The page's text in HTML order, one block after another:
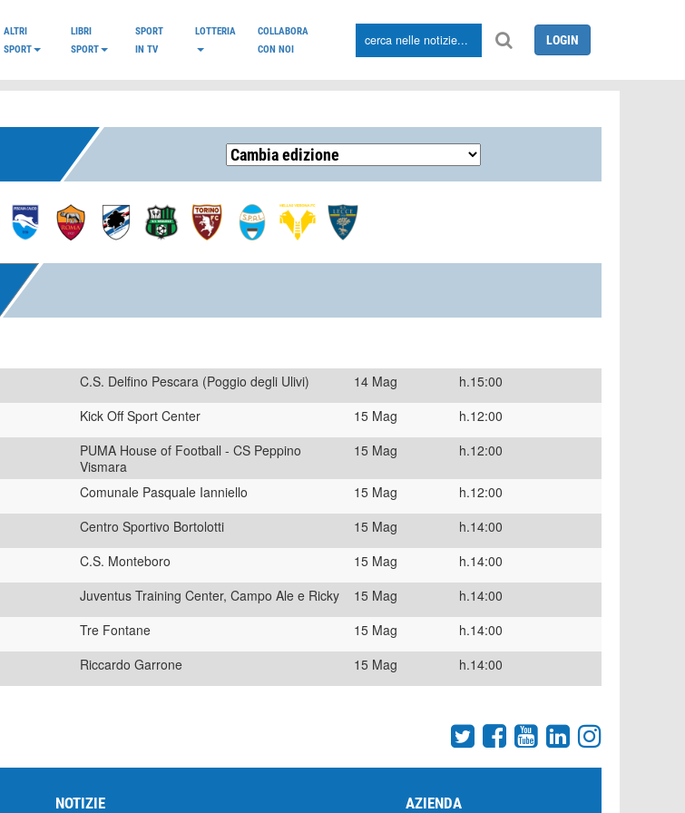
ALTRI
SPORT
LIBRI
SPORT
SPORT
IN TV
LOTTERIA
COLLABORA
CON NOI
LOGIN
C.S. Delfino Pescara (Poggio degli Ulivi) 14 Mag h.15:00
Kick Off Sport Center 15 Mag h.12:00
PUMA House of Football - CS Peppino
Vismara
15 Mag h.12:00
Comunale Pasquale Ianniello 15 Mag h.12:00
Centro Sportivo Bortolotti 15 Mag h.14:00
C.S. Monteboro 15 Mag h.14:00
Juventus Training Center, Campo Ale e Ricky 15 Mag h.14:00
Tre Fontane 15 Mag h.14:00
Riccardo Garrone 15 Mag h.14:00
NOTIZIE AZIENDA